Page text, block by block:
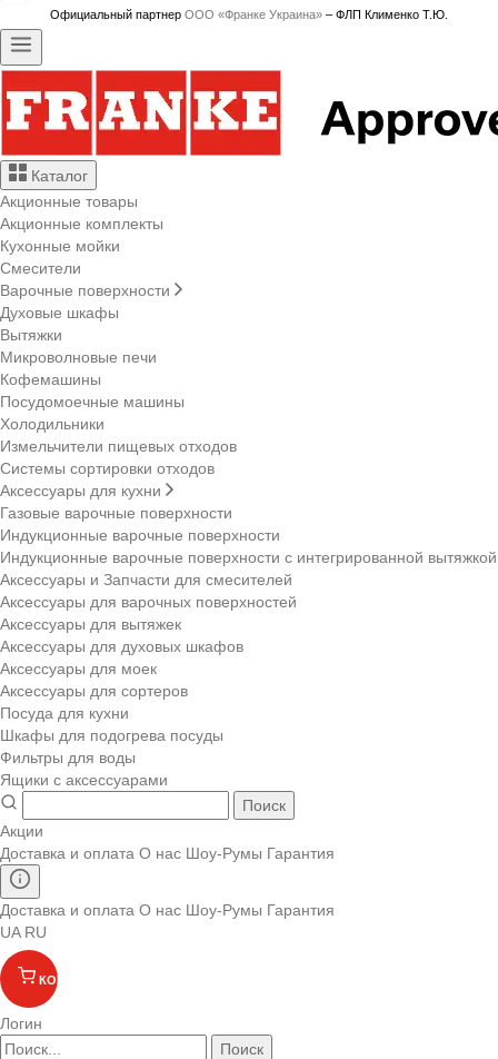
Официальный партнер ООО «Франке Украина» – ФЛП Клименко Т.Ю.
Каталог
Акционные товары
Акционные комплекты
Кухонные мойки
Смесители
Варочные поверхности
Духовые шкафы
Вытяжки
Микроволновые печи
Кофемашины
Посудомоечные машины
Холодильники
Измельчители пищевых отходов
Системы сортировки отходов
Аксессуары для кухни
Газовые варочные поверхности
Индукционные варочные поверхности
Индукционные варочные поверхности с интегрированной вытяжкой
Аксессуары и Запчасти для смесителей
Аксессуары для варочных поверхностей
Аксессуары для вытяжек
Аксессуары для духовых шкафов
Аксессуары для моек
Аксессуары для сортеров
Посуда для кухни
Шкафы для подогрева посуды
Фильтры для воды
Ящики с аксессуарами
Поиск
Акции
Доставка и оплата О нас Шоу-Румы Гарантия
Доставка и оплата О нас Шоу-Румы Гарантия
UA RU
КОРЗИНА
Логин
Поиск